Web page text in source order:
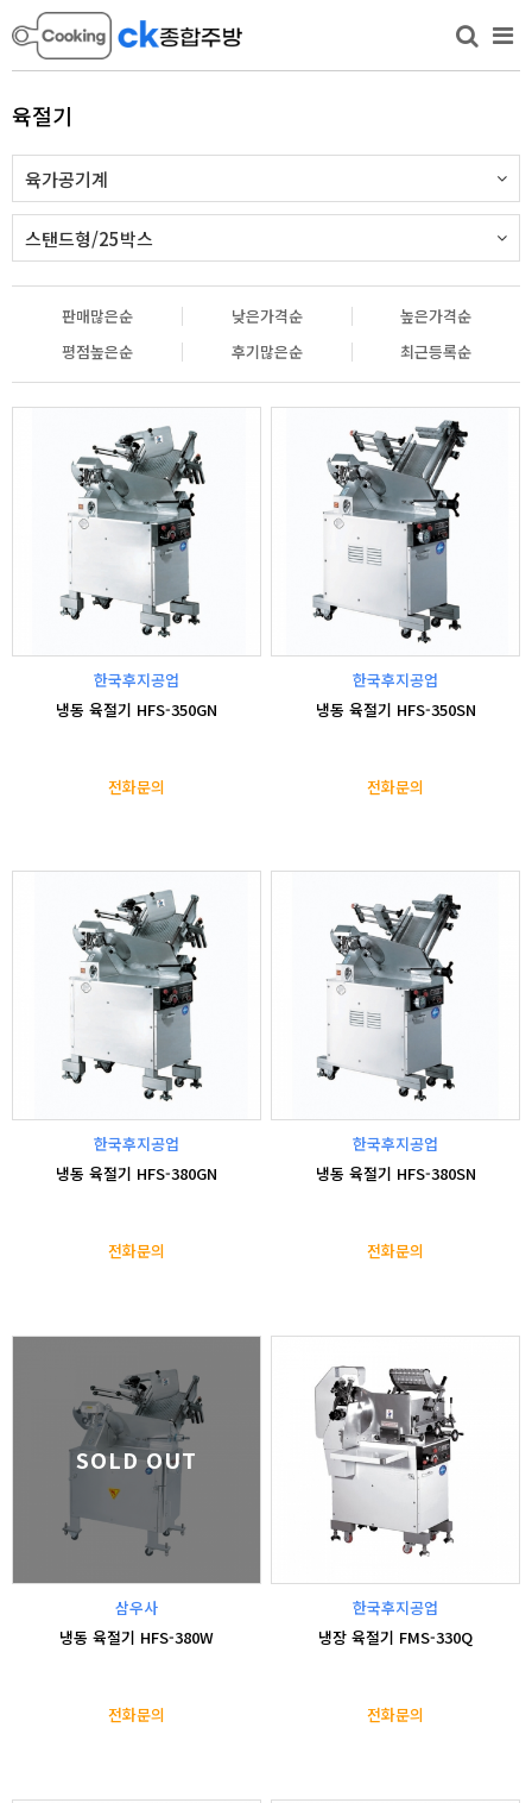
육절기
육가공기계
스탠드형/25박스
판매많은순 낮은가격순
높은가격순
평점높은순
후기많은순 최근등록순
한국후지공업
냉동 육절기 HFS-350GN
전화문의
한국후지공업
냉동 육절기 HFS-350SN
전화문의
한국후지공업
냉동 육절기 HFS-380GN
전화문의
한국후지공업
냉동 육절기 HFS-380SN
전화문의
SOLD OUT
삼우사
냉동 육절기 HFS-380W
전화문의
한국후지공업
냉장 육절기 FMS-330Q
전화문의